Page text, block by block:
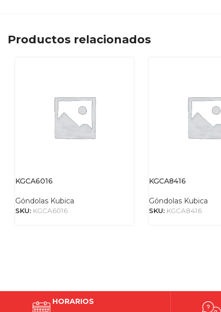
Productos relacionados
KGCA6016
Góndolas Kubica
SKU: KGCA6016
KGCA8416
Góndolas Kubica
SKU: KGCA8416
HORARIOS